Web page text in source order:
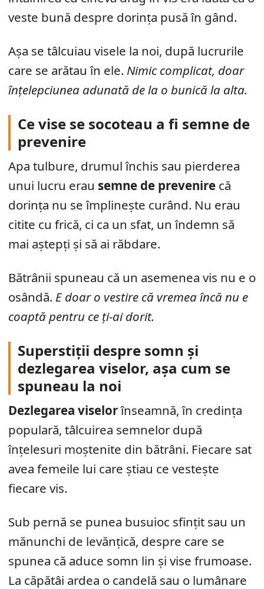
veste bună despre dorința pusă în gând.
Așa se tâlcuiau visele la noi, după lucrurile
care se arătau în ele. Nimic complicat, doar
înțelepciunea adunată de la o bunică la alta.
Ce vise se socoteau a fi semne de
prevenire
Apa tulbure, drumul închis sau pierderea
unui lucru erau semne de prevenire că
dorința nu se împlinește curând. Nu erau
citite cu frică, ci ca un sfat, un îndemn să
mai aștepți și să ai răbdare.
Bătrânii spuneau că un asemenea vis nu e o
osândă. E doar o vestire că vremea încă nu e
coaptă pentru ce ți-ai dorit.
Superstiții despre somn și
dezlegarea viselor, așa cum se
spuneau la noi
Dezlegarea viselorînseamnă, în credința
populară, tâlcuirea semnelor după
înțelesuri moștenite din bătrâni. Fiecare sat
avea femeile lui care știau ce vestește
fiecare vis.
Sub pernă se punea busuioc sfințit sau un
mănunchi de levănțică, despre care se
spunea că aduce somn lin și vise frumoase.
La căpătâi ardea o candelă sau o lumânare